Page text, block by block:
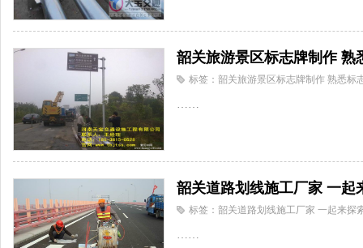
韶关旅游景区标志牌制作 熟
标签：韶关旅游景区标志牌制作 熟悉标
……
韶关道路划线施工厂家 一起
标签：韶关道路划线施工厂家 一起来探
……